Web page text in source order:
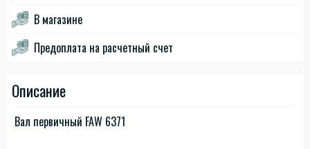
В магазине
Предоплата на расчетный счет
Описание
Вал первичный FAW 6371